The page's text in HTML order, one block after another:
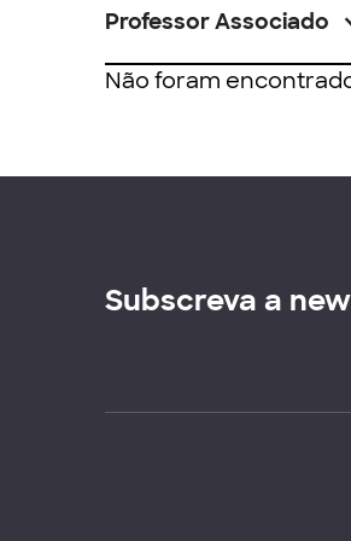
Professor Associado
Não foram
Subscreva a